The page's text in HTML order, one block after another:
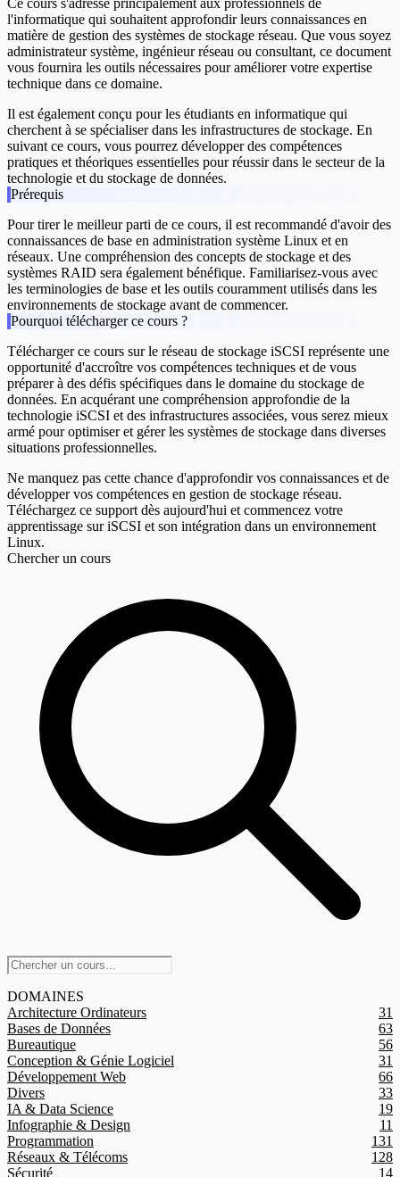
Ce cours s'adresse principalement aux professionnels de
l'informatique qui souhaitent approfondir leurs connaissances en
matière de gestion des systèmes de stockage réseau. Que vous soyez
administrateur système, ingénieur réseau ou consultant, ce document
vous fournira les outils nécessaires pour améliorer votre expertise
technique dans ce domaine.
Il est également conçu pour les étudiants en informatique qui
cherchent à se spécialiser dans les infrastructures de stockage. En
suivant ce cours, vous pourrez développer des compétences
pratiques et théoriques essentielles pour réussir dans le secteur de la
technologie et du stockage de données.
Prérequis
Pour tirer le meilleur parti de ce cours, il est recommandé d'avoir des
connaissances de base en administration système Linux et en
réseaux. Une compréhension des concepts de stockage et des
systèmes RAID sera également bénéfique. Familiarisez-vous avec
les terminologies de base et les outils couramment utilisés dans les
environnements de stockage avant de commencer.
Pourquoi télécharger ce cours ?
Télécharger ce cours sur le réseau de stockage iSCSI représente une
opportunité d'accroître vos compétences techniques et de vous
préparer à des défis spécifiques dans le domaine du stockage de
données. En acquérant une compréhension approfondie de la
technologie iSCSI et des infrastructures associées, vous serez mieux
armé pour optimiser et gérer les systèmes de stockage dans diverses
situations professionnelles.
Ne manquez pas cette chance d'approfondir vos connaissances et de
développer vos compétences en gestion de stockage réseau.
Téléchargez ce support dès aujourd'hui et commencez votre
apprentissage sur iSCSI et son intégration dans un environnement
Linux.
Chercher un cours
DOMAINES
Architecture Ordinateurs
31
Bases de Données
63
Bureautique
56
Conception & Génie Logiciel
31
Développement Web
66
Divers
33
IA & Data Science
19
Infographie & Design
11
Programmation
131
Réseaux & Télécoms
128
Sécurité
14